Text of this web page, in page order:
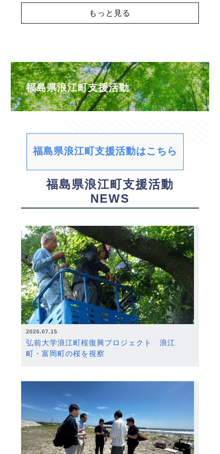
もっと見る
福島県浪江町支援活動
福島県浪江町支援活動はこちら
福島県浪江町支援活動
NEWS
2026.07.15
弘前大学浪江町桜復興プロジェクト 浪江
町・富岡町の桜を視察